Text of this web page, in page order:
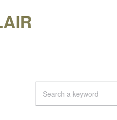
for:Search a keyword